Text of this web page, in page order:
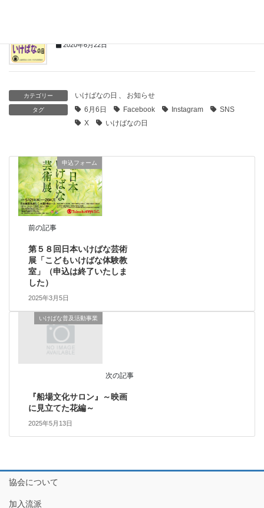
2020年6月22日
カテゴリー いけばなの日 、 お知らせ
タグ 6月6日 Facebook Instagram
SNS
X
いけばなの日
申込フォーム
前の記事
第５８回日本いけばな芸術
展「こどもいけばな体験教
室」（申込は終了いたしま
した）
2025年3月5日
いけばな普及活動事業
次の記事
『船場文化サロン』～映画
に見立てた花編～
2025年5月13日
協会について
加入流派